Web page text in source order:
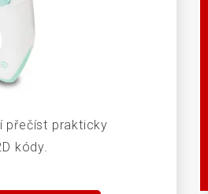
přečíst prakticky
kódy.